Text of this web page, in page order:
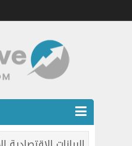
شركات الفوركس